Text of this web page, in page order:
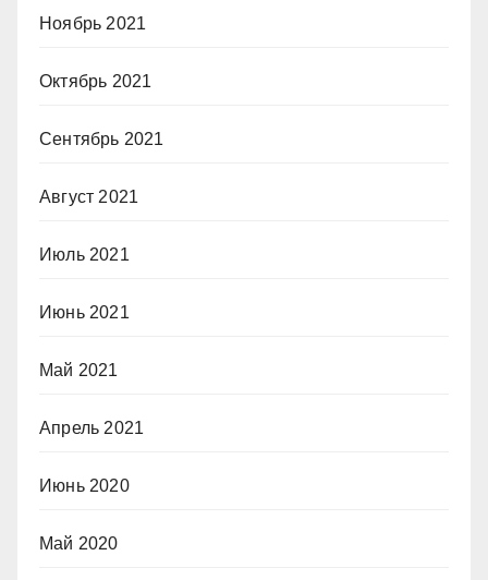
Ноябрь 2021
Октябрь 2021
Сентябрь 2021
Август 2021
Июль 2021
Июнь 2021
Май 2021
Апрель 2021
Июнь 2020
Май 2020